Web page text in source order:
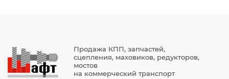
Продажа КПП, запчастей,
сцепления, маховиков, редукторов,
мостов
на коммерческий транспорт